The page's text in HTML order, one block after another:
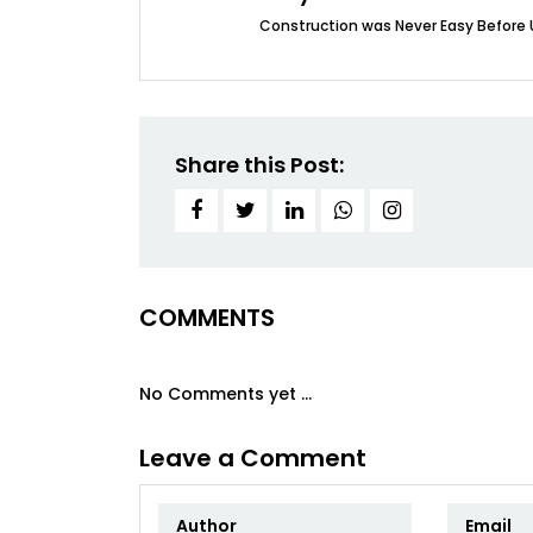
Construction was Never Easy Before
Share this Post:
COMMENTS
No Comments yet ...
Leave a Comment